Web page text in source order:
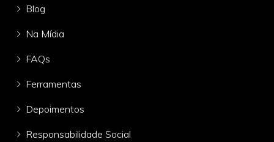
Blog
Na Mídia
FAQs
Ferramentas
Depoimentos
Responsabilidade Social